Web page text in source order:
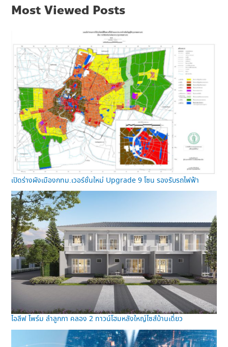
Most Viewed Posts
เปิดร่างผังเมืองกทม.เวอร์ชั่นใหม่ Upgrade 9 โซน รองรับรถไฟฟ้า
ไอลีฟ ไพร์ม ลำลูกกา คลอง 2 ทาวน์โฮมหลังใหญ่ไซส์บ้านเดี่ยว